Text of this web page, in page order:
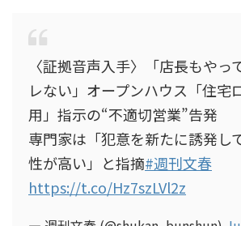
〈証拠音声入手〉「店長もやっ
レない」オープンハウス「住宅
用」指示の“不適切営業”告発
専門家は「犯意を新たに誘発し
性が高い」と指摘#週刊文春
https://t.co/Hz7szLVl2z